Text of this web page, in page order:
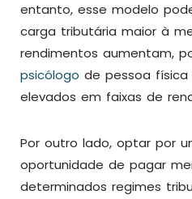
entanto, esse modelo
carga tributária maior à
rendimentos aumentam,
psicólogo de pessoa
elevados em faixas de
Por outro lado, optar por
oportunidade de pagar
determinados regimes